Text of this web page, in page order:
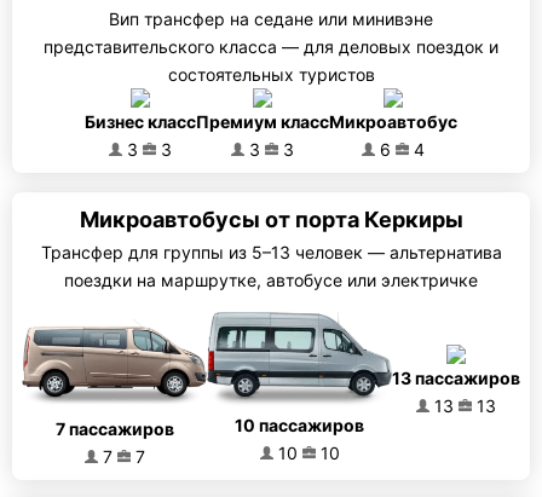
Вип трансфер на седане или минивэне
представительского класса — для деловых поездок и
состоятельных туристов
Бизнес класс
3
3
Премиум класс
3
3
Микроавтобус
6
4
Микроавтобусы от порта Керкиры
Трансфер для группы из 5–13 человек — альтернатива
поездки на маршрутке, автобусе или электричке
7 пассажиров
7
7
10 пассажиров
10
10
13 пассажиров
13
13